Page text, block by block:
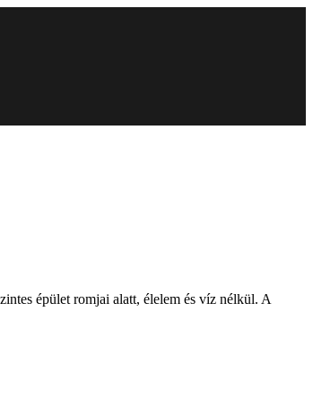
épület romjai alatt, élelem és víz nélkül. A